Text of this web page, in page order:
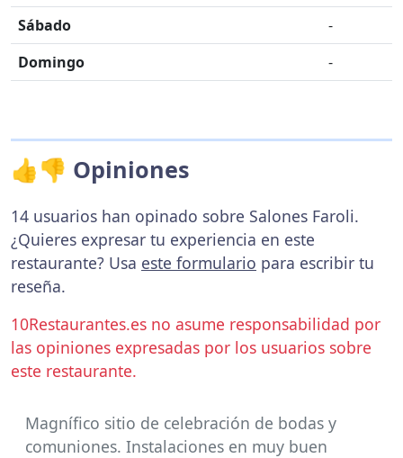
Sábado
-
Domingo
-
👍👎 Opiniones
14 usuarios han opinado sobre Salones Faroli.
¿Quieres expresar tu experiencia en este
restaurante? Usa este formulario para escribir tu
reseña.
10Restaurantes.es no asume responsabilidad por
las opiniones expresadas por los usuarios sobre
este restaurante.
Magnífico sitio de celebración de bodas y
comuniones. Instalaciones en muy buen